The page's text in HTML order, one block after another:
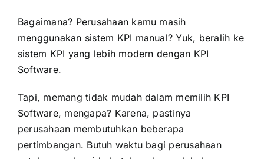
Bagaimana? Perusahaan kamu masih
menggunakan sistem KPI manual? Yuk, beralih ke
sistem KPI yang lebih modern dengan KPI
Software.
Tapi, memang tidak mudah dalam memilih KPI
Software, mengapa? Karena, pastinya
perusahaan membutuhkan beberapa
pertimbangan. Butuh waktu bagi perusahaan